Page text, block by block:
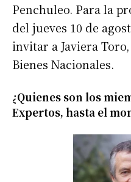
Penchuleo. Para la
del jueves 10 de
invitar a Javiera
Bienes Nacionales.
¿Quienes son los
Expertos, hasta el